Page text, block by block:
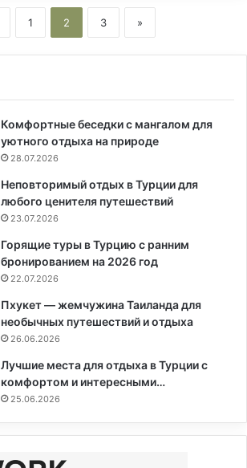
1 2 3 »
Комфортные беседки с мангалом для
уютного отдыха на природе
28.07.2026
Неповторимый отдых в Турции для
любого ценителя путешествий
23.07.2026
Горящие туры в Турцию с ранним
бронированием на 2026 год
22.07.2026
Пхукет — жемчужина Таиланда для
необычных путешествий и отдыха
26.06.2026
Лучшие места для отдыха в Турции с
комфортом и интересными…
25.06.2026